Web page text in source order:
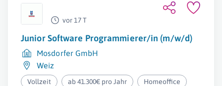
vor 17 T
Junior Software Programmierer/in (m/w/d)
Mosdorfer GmbH
Weiz
Vollzeit ab 41.300€ pro Jahr Homeoffice